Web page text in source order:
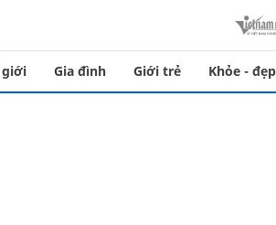
giới Gia đình Giới trẻ Khỏe - đẹp